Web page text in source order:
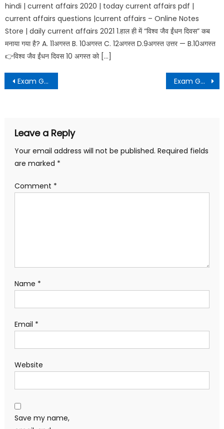
hindi | current affairs 2020 | today current affairs pdf |
current affairs questions |current affairs – Online Notes
Store | daily current affairs 2021 1.हाल ही में “विश्व जैव ईंधन दिवस” कब
मनाया गया है? A. 11अगस्त B. 10अगस्त C. 12अगस्त D.9अगस्त उत्तर — B.10अगस्त
👉विश्व जैव ईंधन दिवस 10 अगस्त को […]
Exam Guide Daily Dose – 63 Exam Guide Daily Dose – 64
Leave a Reply
Your email address will not be published. Required fields
are marked *
Comment *
Name *
Email *
Website
Save my name,